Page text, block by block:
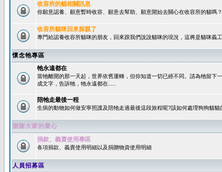
收容所的貓相關訊息
你願意認養、願意暫時收容、願意去幫助、願意開始去關心在收容所的貓嗎？
收容所貓咪回來探親了
專門給認養收容所貓咪的朋友，回來跟我們說說貓咪的現況，這將是貓咪義
懷念牠專區
牠永遠都在
當牠離開的那一天起，世界依舊運轉，但你知道一切已經不同。請為牠留下
成文字，告訴牠，牠永遠都在.....
陪牠走最後一程
生病的動物如何做安寧照護及陪牠走過最後這段旅程呢?該如何處理狗狗貓貓
謝謝大家的愛心
捐款、義賣使用專區
各項捐款、義賣使用明細以及捐贈物資使用明細
人員招募區